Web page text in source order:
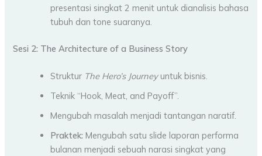
presentasi singkat 2 menit untuk dianalisis bahasa
tubuh dan tone suaranya.
Sesi 2: The Architecture of a Business Story
Struktur The Hero’s Journeyuntuk bisnis.
Teknik “Hook, Meat, and Payoff”.
Mengubah masalah menjadi tantangan naratif.
Praktek: Mengubah satu slide laporan performa
bulanan menjadi sebuah narasi singkat yang